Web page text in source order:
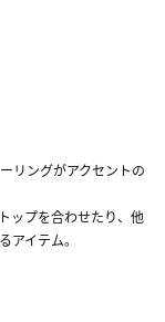
リングがアクセントの
ップを合わせたり、他
アイテム。